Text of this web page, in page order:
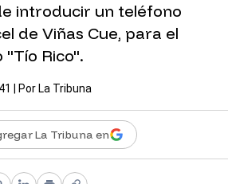
introducir un teléfono
de Viñas Cue, para el
Rico".
| Por La Tribuna
La Tribuna en